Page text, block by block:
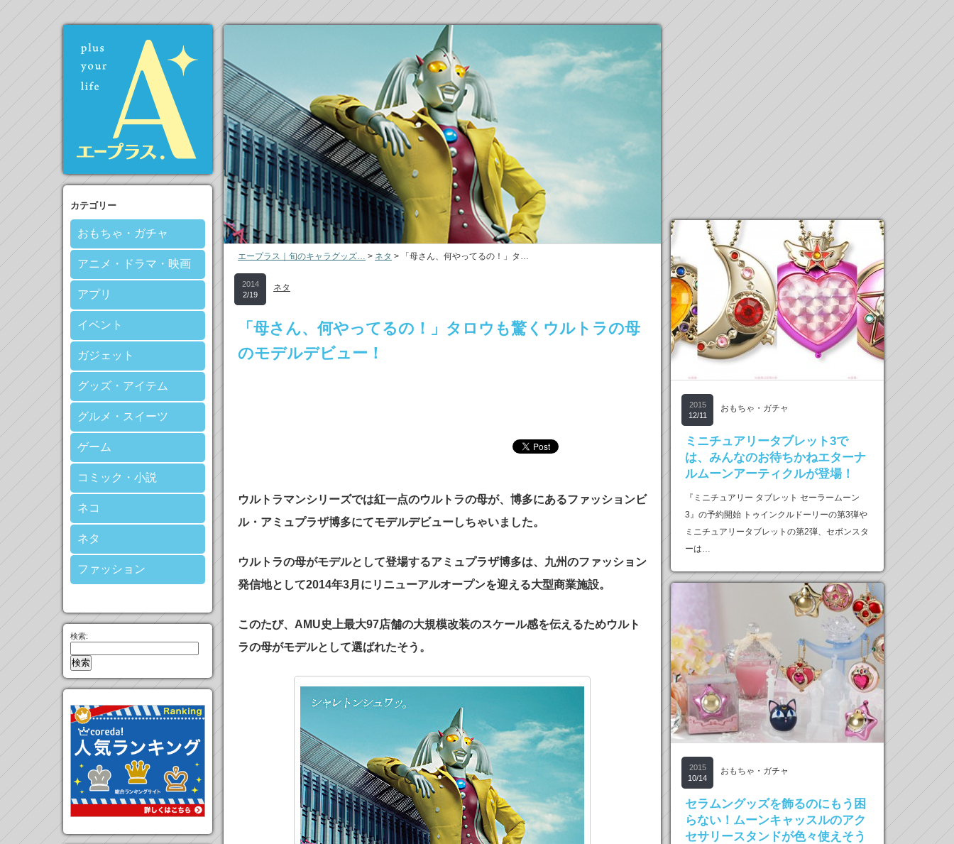
カテゴリー
おもちゃ・ガチャ
アニメ・ドラマ・映画
アプリ
イベント
ガジェット
グッズ・アイテム
グルメ・スイーツ
ゲーム
コミック・小説
ネコ
ネタ
ファッション
検索:
エープラス｜旬のキャラグッズ… > ネタ > 「母さん、何やってるの！」タ…
2014
2/19
ネタ
「母さん、何やってるの！」タロウも驚くウルトラの母
のモデルデビュー！
ウルトラマンシリーズでは紅一点のウルトラの母が、博多にあるファッションビ
ル・アミュプラザ博多にてモデルデビューしちゃいました。
ウルトラの母がモデルとして登場するアミュプラザ博多は、九州のファッション
発信地として2014年3月にリニューアルオープンを迎える大型商業施設。
このたび、AMU史上最大97店舗の大規模改装のスケール感を伝えるためウルト
ラの母がモデルとして選ばれたそう。
2015
12/11
おもちゃ・ガチャ
ミニチュアリータブレット3で
は、みんなのお待ちかねエターナ
ルムーンアーティクルが登場！
『ミニチュアリー タブレット セーラームーン
3』の予約開始 トゥインクルドーリーの第3弾や
ミニチュアリータブレットの第2弾、セボンスタ
ーは…
2015
10/14
おもちゃ・ガチャ
セラムングッズを飾るのにもう困
らない！ムーンキャッスルのアク
セサリースタンドが色々使えそう